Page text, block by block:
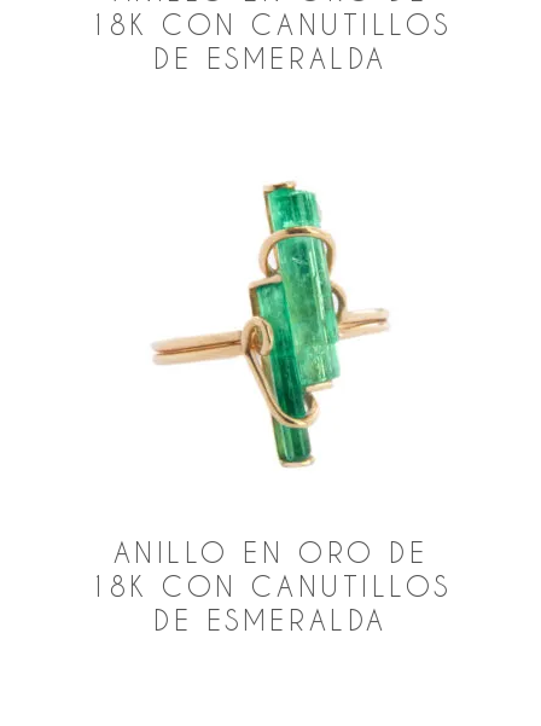
18K CON CANUTILLOS
DE ESMERALDA
ANILLO EN ORO DE
18K CON CANUTILLOS
DE ESMERALDA